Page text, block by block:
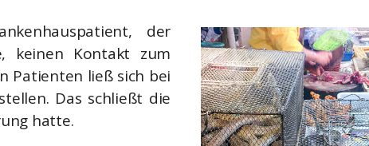
der
keinen Kontakt zum
Patienten ließ sich bei
Das schließt die
hatte.